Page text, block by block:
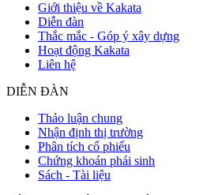
Giới thiệu về Kakata
Diễn đàn
Thắc mắc - Góp ý xây dựng
Hoạt động Kakata
Liên hệ
DIỄN ĐÀN
Thảo luận chung
Nhận định thị trường
Phân tích cổ phiếu
Chứng khoán phái sinh
Sách - Tài liệu